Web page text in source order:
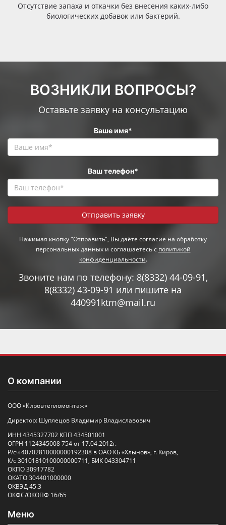
Отсутствие запаха и откачки без внесения каких-либо
биологических добавок или бактерий.
ВОЗНИКЛИ ВОПРОСЫ?
Оставьте заявку на консультацию
Ваше имя*
Ваш телефон*
Нажимая кнопку "Отправить", Вы даёте согласие на обработку
персональных данных и соглашаетесь с политикой
конфиденциальности.
Звоните нам по телефону: 8(8332) 44-09-91,
8(8332) 43-09-91 или пишите на
440991ktm@mail.ru
Подвал
О компании
ООО «Кировтепломонтаж»
Директор: Шуплецов Владимир Владиславович
ИНН 4345327702 КПП 434501001
ОГРН 1124345008 754 от 17.04.2012г.
Р/сч 40702810000000192308 в ОАО КБ «Хлынов», г. Киров,
К/с 30101810100000000711, БИК 043304711
ОКПО 30917782
ОКАТО 304401000000
ОКВЭД 45.3
ОКФС/ОКОПФ 16/65
Меню